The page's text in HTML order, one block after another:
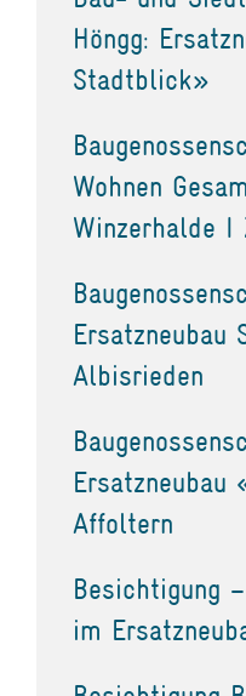
Höngg:
Stadtblick»
Wohnen
Winzerhalde I
Ersatzneubau
Albisrieden
Ersatzneubau
Affoltern
Besichtigung –
im